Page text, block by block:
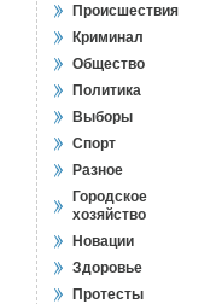
Происшествия
Криминал
Общество
Политика
Выборы
Спорт
Разное
Городское
хозяйство
Новации
Здоровье
Протесты